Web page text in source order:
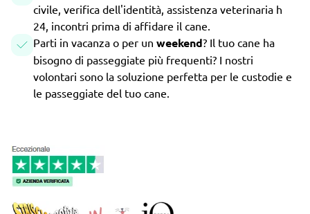
civile, verifica dell'identità, assistenza veterinaria h
24, incontri prima di affidare il cane.
Parti in vacanza o per un weekend? Il tuo cane ha
bisogno di passeggiate più frequenti? I nostri
volontari sono la soluzione perfetta per le custodie e
le passeggiate del tuo cane.